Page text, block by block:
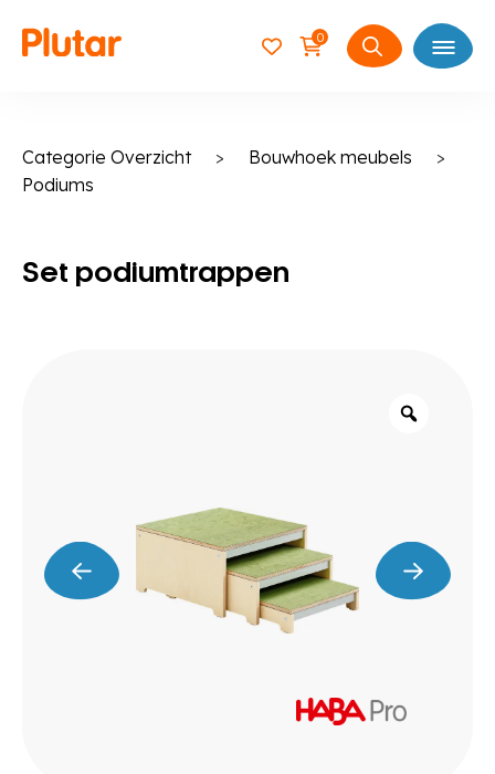
0
Zoeken
Open
Categorie Overzicht > Bouwhoek meubels
>
Podiums
Set podiumtrappen